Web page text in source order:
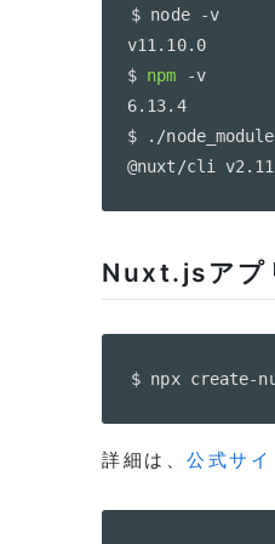
$ node -v
v11.10.0
$ npm -v
6.13.4
$ ./
@nuxt/cli
Nuxt.jsアプ
$ npx create-
詳細は、公式サイ